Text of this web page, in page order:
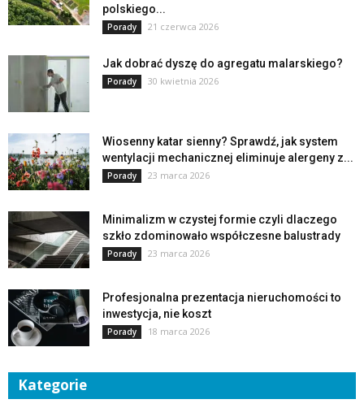
polskiego...
Porady 21 czerwca 2026
Jak dobrać dyszę do agregatu malarskiego?
Porady 30 kwietnia 2026
Wiosenny katar sienny? Sprawdź, jak system
wentylacji mechanicznej eliminuje alergeny z...
Porady 23 marca 2026
Minimalizm w czystej formie czyli dlaczego
szkło zdominowało współczesne balustrady
Porady 23 marca 2026
Profesjonalna prezentacja nieruchomości to
inwestycja, nie koszt
Porady 18 marca 2026
Kategorie